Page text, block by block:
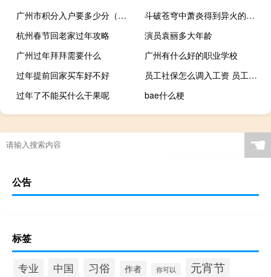
广州市积分入户要多少分（广州市积分入户）
斗破苍穹中萧炎得到异火的顺序（斗破苍穹萧炎异火顺序）
杭州春节回老家过年攻略
演员袁丽多大年龄
广州过年拜拜需要什么
广州有什么好的职业学校
过年提前回家买车好不好
员工社保怎么调入工资 员工社保怎么调入
过年了不能买什么干果呢
bae什么梗
☚
公告
标签
专业 中国 习俗 作者 你可以 元宵节